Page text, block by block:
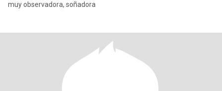
muy observadora, soñadora